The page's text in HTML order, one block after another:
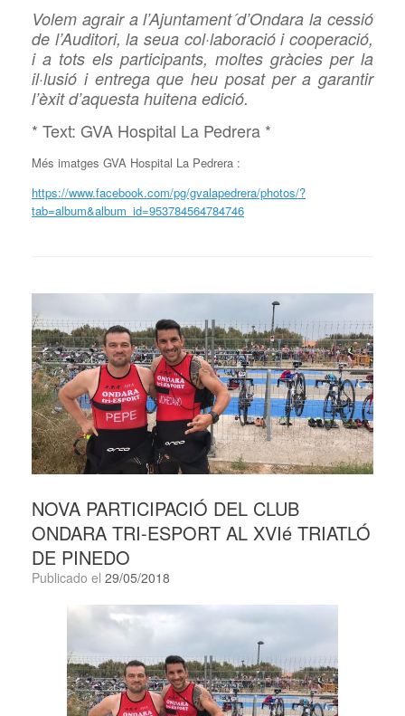
Volem agrair a l’Ajuntament´d’Ondara la cessió
de l’Auditori, la seua col·laboració i cooperació,
i a tots els participants, moltes gràcies per la
il·lusió i entrega que heu posat per a garantir
l’èxit d’aquesta huitena edició.
* Text: GVA Hospital La Pedrera *
Més imatges GVA Hospital La Pedrera :
https://www.facebook.com/pg/gvalapedrera/photos/?
tab=album&album_id=953784564784746
NOVA PARTICIPACIÓ DEL CLUB
ONDARA TRI-ESPORT AL XVIé TRIATLÓ
DE PINEDO
Publicado el 29/05/2018